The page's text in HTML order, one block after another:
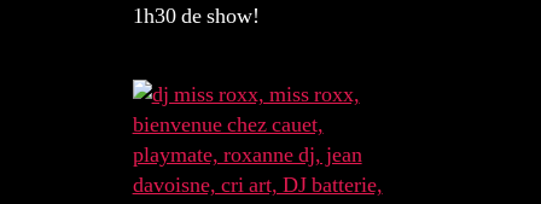
1h30 de show!